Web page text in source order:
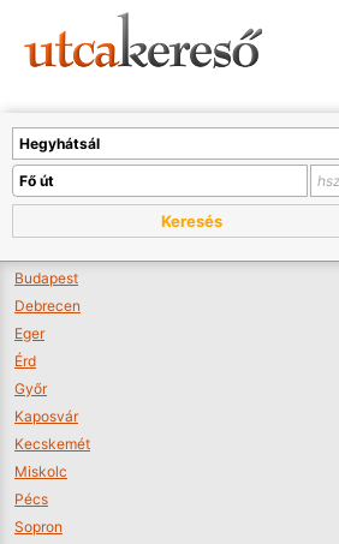
Keresés
Budapest
Debrecen
Eger
Érd
Győr
Kaposvár
Kecskemét
Miskolc
Pécs
Sopron
A térképet kicsinyíteni kell, hogy
Boltok látszódjanak >>